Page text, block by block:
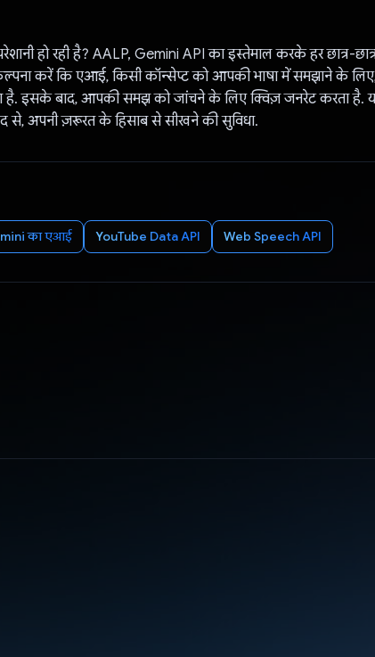
हो रही है? AALP, Gemini API का इस्तेमाल करके हर छात्र-
करें कि एआई, किसी कॉन्सेप्ट को आपकी भाषा में समझाने के
है. इसके बाद, आपकी समझ को जांचने के लिए क्विज़ जनरेट करता है.
अपनी ज़रूरत के हिसाब से सीखने की सुविधा.
का एआई YouTube Data API Web Speech API